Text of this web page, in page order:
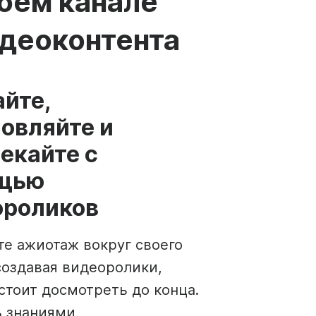
Создатель мемов
содержания
и
с
ажиотаж вокруг своего
видеоролики,
досмотреть до конца.
знаниями,